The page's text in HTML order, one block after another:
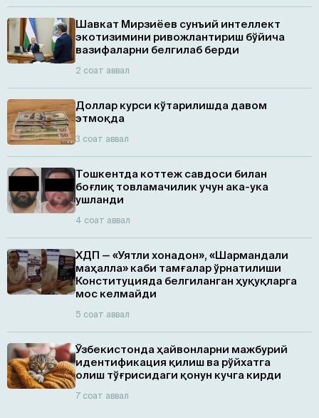
Шавкат Мирзиёев сунъий интеллект
экотизимини ривожлантириш бўйича
вазифаларни белгилаб берди
2 соат аввал
Доллар курси кўтарилишда давом
этмоқда
3 соат аввал
Тошкентда коттеж савдоси билан
боғлиқ товламачилик учун ака-ука
ушланди
4 соат аввал
ХДП — «Уятли хонадон», «Шармандали
маҳалла» каби тамғалар ўрнатилиши
Конституцияда белгиланган ҳуқуқларга
мос келмайди
5 соат аввал
Ўзбекистонда ҳайвонларни мажбурий
идентификация қилиш ва рўйхатга
олиш тўғрисидаги қонун кучга кирди
7 соат аввал